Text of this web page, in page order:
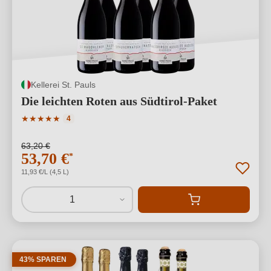
Kellerei St. Pauls
Die leichten Roten aus Südtirol-Paket
★★★★★
Durchschnittliche Bewertung von 5 von 5 Sternen
4
63,20 €
53,70 €*
11,93 €/L (4,5 L)
1
43% SPAREN